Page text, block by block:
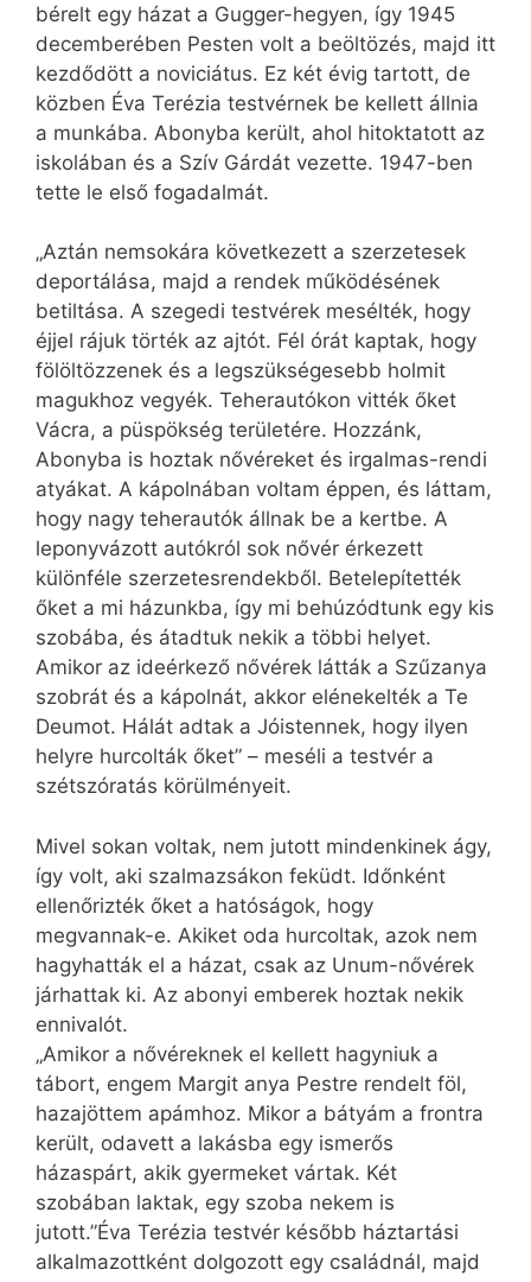
bérelt egy házat a Gugger-hegyen, így 1945
decemberében Pesten volt a beöltözés, majd itt
kezdődött a noviciátus. Ez két évig tartott, de
közben Éva Terézia testvérnek be kellett állnia
a munkába. Abonyba került, ahol hitoktatott az
iskolában és a Szív Gárdát vezette. 1947-ben
tette le első fogadalmát.
„Aztán nemsokára következett a szerzetesek
deportálása, majd a rendek működésének
betiltása. A szegedi testvérek mesélték, hogy
éjjel rájuk törték az ajtót. Fél órát kaptak, hogy
fölöltözzenek és a legszükségesebb holmit
magukhoz vegyék. Teherautókon vitték őket
Vácra, a püspökség területére. Hozzánk,
Abonyba is hoztak nővéreket és irgalmas-rendi
atyákat. A kápolnában voltam éppen, és láttam,
hogy nagy teherautók állnak be a kertbe. A
leponyvázott autókról sok nővér érkezett
különféle szerzetesrendekből. Betelepítették
őket a mi házunkba, így mi behúzódtunk egy kis
szobába, és átadtuk nekik a többi helyet.
Amikor az ideérkező nővérek látták a Szűzanya
szobrát és a kápolnát, akkor elénekelték a Te
Deumot. Hálát adtak a Jóistennek, hogy ilyen
helyre hurcolták őket” – meséli a testvér a
szétszóratás körülményeit.
Mivel sokan voltak, nem jutott mindenkinek ágy,
így volt, aki szalmazsákon feküdt. Időnként
ellenőrizték őket a hatóságok, hogy
megvannak-e. Akiket oda hurcoltak, azok nem
hagyhatták el a házat, csak az Unum-nővérek
járhattak ki. Az abonyi emberek hoztak nekik
ennivalót.
„Amikor a nővéreknek el kellett hagyniuk a
tábort, engem Margit anya Pestre rendelt föl,
hazajöttem apámhoz. Mikor a bátyám a frontra
került, odavett a lakásba egy ismerős
házaspárt, akik gyermeket vártak. Két
szobában laktak, egy szoba nekem is
jutott.”Éva Terézia testvér később háztartási
alkalmazottként dolgozott egy családnál, majd